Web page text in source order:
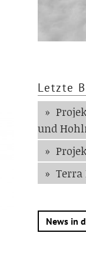
Letzte
und
Terra
News in